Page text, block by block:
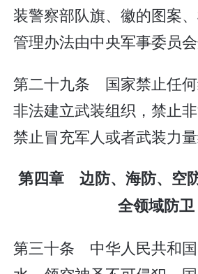
装警察部队旗、徽的图案
管理办法由中央军事委员会
第二十九条 国家禁止任何
非法建立武装组织，禁止
禁止冒充军人或者武装力量
第四章 边防、海防、空
全领域防卫
第三十条 中华人民共和